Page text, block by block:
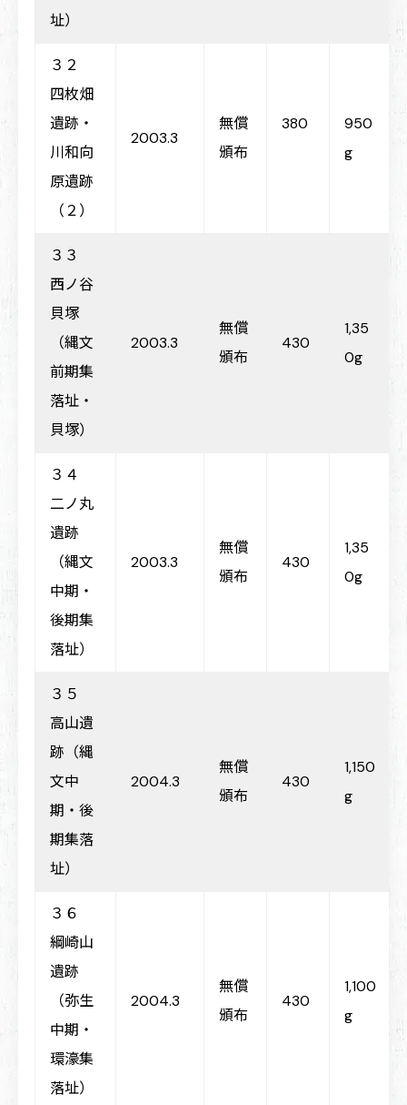
址）
３２
四枚畑
遺跡・
川和向
原遺跡
（２）
2003.3
無償
頒布
380
950
g
３３
西ノ谷
貝塚
（縄文
前期集
落址・
貝塚）
2003.3
無償
頒布
430
1,35
0g
３４
二ノ丸
遺跡
（縄文
中期・
後期集
落址）
2003.3
無償
頒布
430
1,35
0g
３５
高山遺
跡（縄
文中
期・後
期集落
址）
2004.3
無償
頒布
430
1,150
g
３６
綱崎山
遺跡
（弥生
中期・
環濠集
落址）
2004.3
無償
頒布
430
1,100
g